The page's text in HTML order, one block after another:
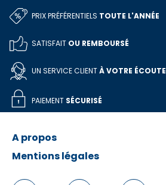
PRIX PRÉFÉRENTIELS TOUTE L'ANNÉE
SATISFAIT OU REMBOURSÉ
UN SERVICE CLIENTÀ VOTRE ÉCOUTE
PAIEMENT SÉCURISÉ
A propos
Qui sommes-nous ?
Mentions légales